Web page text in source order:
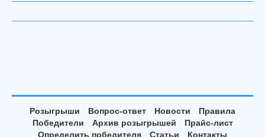
Розыгрыши Вопрос-ответ Новости
Правила
Победители
Архив розыгрышей
Прайс-лист
Определить победителя
Статьи Контакты